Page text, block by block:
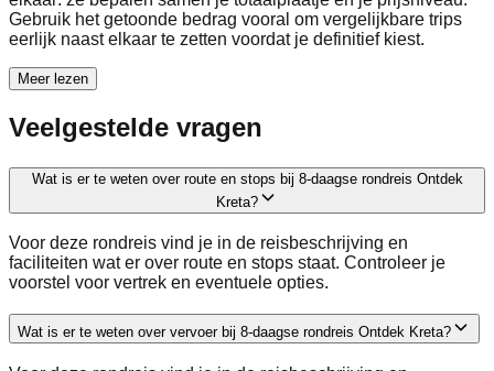
Gebruik het getoonde bedrag vooral om vergelijkbare trips
eerlijk naast elkaar te zetten voordat je definitief kiest.
Meer lezen
Veelgestelde vragen
Wat is er te weten over route en stops bij 8-daagse rondreis Ontdek
Kreta?
Voor deze rondreis vind je in de reisbeschrijving en
faciliteiten wat er over route en stops staat. Controleer je
voorstel voor vertrek en eventuele opties.
Wat is er te weten over vervoer bij 8-daagse rondreis Ontdek Kreta?